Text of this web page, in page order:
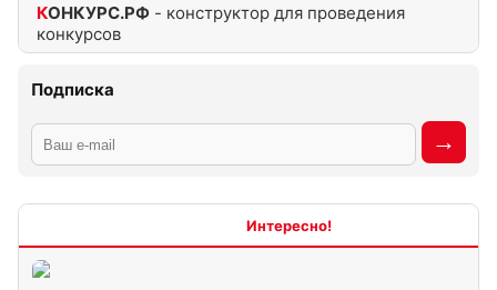
КОНКУРС.РФ - конструктор для проведения
конкурсов
Подписка